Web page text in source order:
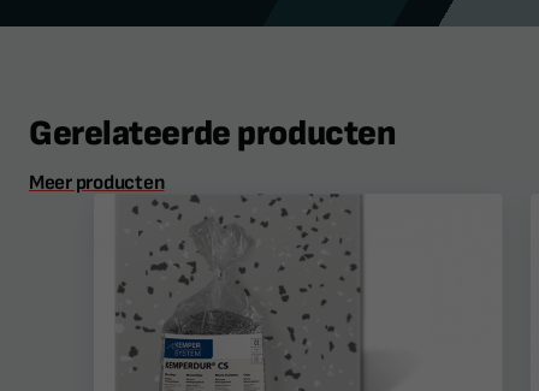
Gerelateerde producten
Meer producten